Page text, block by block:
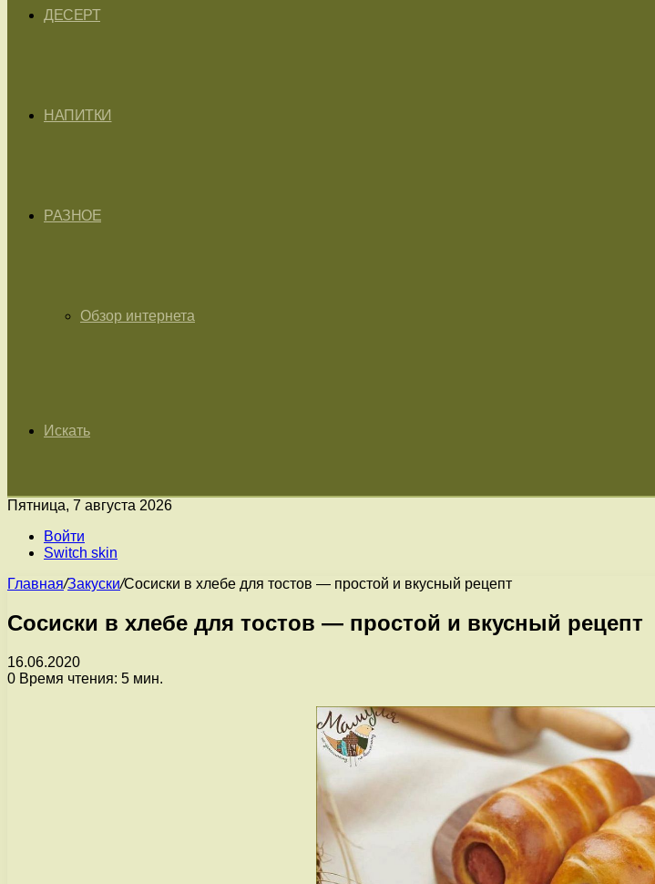
ДЕСЕРТ
НАПИТКИ
РАЗНОЕ
Обзор интернета
Искать
Пятница, 7 августа 2026
Войти
Switch skin
Главная/Закуски/Сосиски в хлебе для тостов — простой и вкусный рецепт
Сосиски в хлебе для тостов — простой и вкусный рецепт
16.06.2020
0 Время чтения: 5 мин.